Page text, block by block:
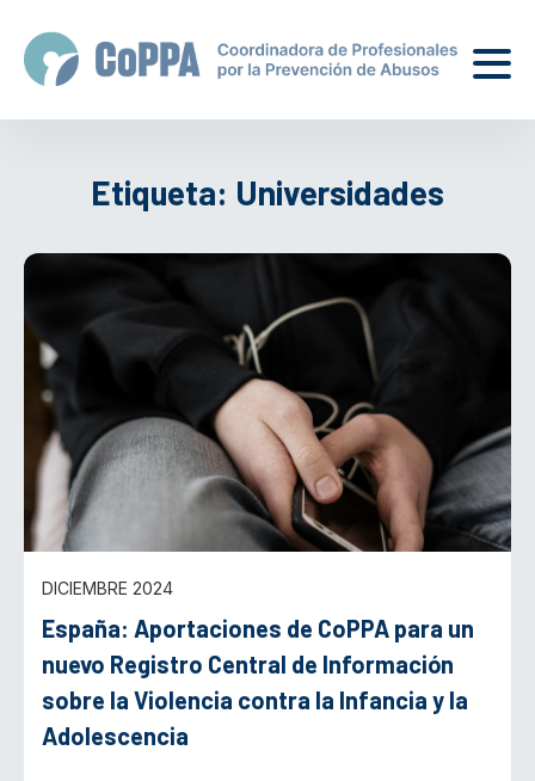
Etiqueta: Universidades
DICIEMBRE 2024
España: Aportaciones de CoPPA para un
nuevo Registro Central de Información
sobre la Violencia contra la Infancia y la
Adolescencia